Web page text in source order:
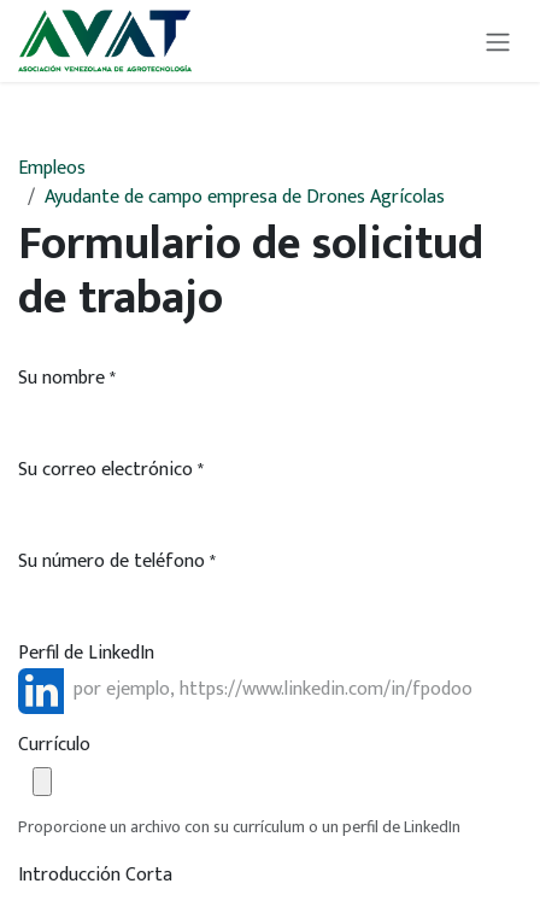
Ir al contenido
Empleos
Ayudante de campo empresa de Drones Agrícolas
Formulario de solicitud
de trabajo
Su nombre*
Su correo electrónico*
Su número de teléfono*
Perfil de LinkedIn
Currículo
Proporcione un archivo con su currículum o un perfil de LinkedIn
Introducción Corta